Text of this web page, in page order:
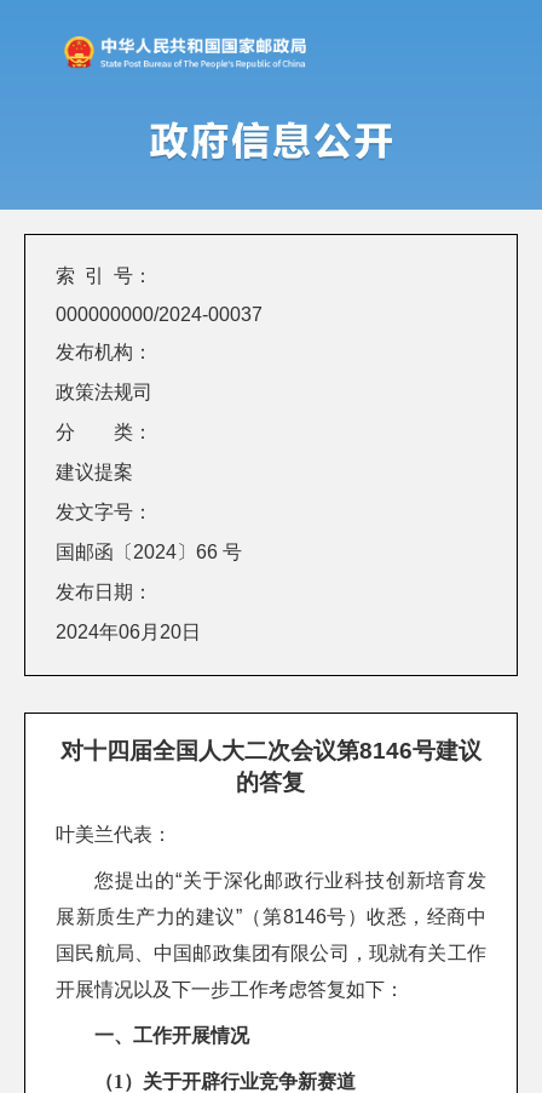
索 引 号：
000000000/2024-00037
发布机构：
政策法规司
分 类：
建议提案
发文字号：
国邮函〔2024〕66 号
发布日期：
2024年06月20日
对十四届全国人大二次会议第8146号建议
的答复
叶美兰代表：
您提出的“关于深化邮政行业科技创新培育发
展新质生产力的建议”（第8146号）收悉，经商中
国民航局、中国邮政集团有限公司，现就有关工作
开展情况以及下一步工作考虑答复如下：
一、工作开展情况
（1）关于开辟行业竞争新赛道